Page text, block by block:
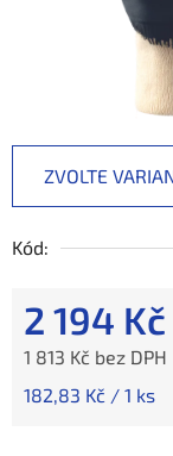
ZVOLTE
Kód:
2 194 Kč
1 813 Kč bez DPH
Měrná cena:
182,83 Kč / 1 ks